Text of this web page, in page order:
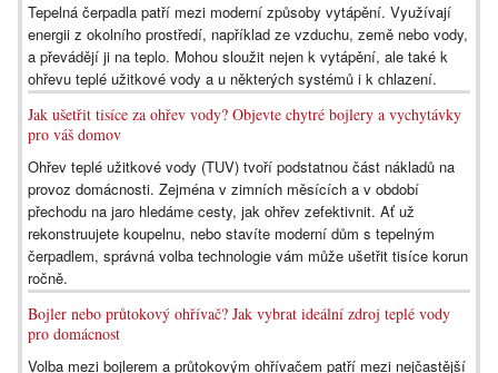
Tepelná čerpadla patří mezi moderní způsoby vytápění. Využívají
energii z okolního prostředí, například ze vzduchu, země nebo vody,
a převádějí ji na teplo. Mohou sloužit nejen k vytápění, ale také k
ohřevu teplé užitkové vody a u některých systémů i k chlazení.
Jak ušetřit tisíce za ohřev vody? Objevte chytré bojlery a vychytávky
pro váš domov
Ohřev teplé užitkové vody (TUV) tvoří podstatnou část nákladů na
provoz domácnosti. Zejména v zimních měsících a v období
přechodu na jaro hledáme cesty, jak ohřev zefektivnit. Ať už
rekonstruujete koupelnu, nebo stavíte moderní dům s tepelným
čerpadlem, správná volba technologie vám může ušetřit tisíce korun
ročně.
Bojler nebo průtokový ohřívač? Jak vybrat ideální zdroj teplé vody
pro domácnost
Volba mezi bojlerem a průtokovým ohřívačem patří mezi nejčastější